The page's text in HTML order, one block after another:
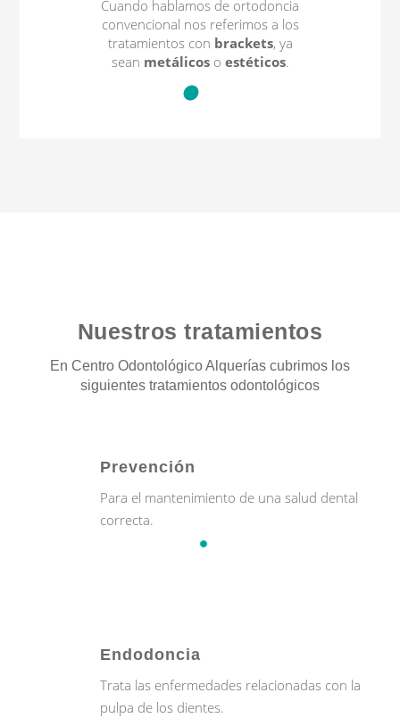
Cuando hablamos de ortodoncia
convencional nos referimos a los
tratamientos con brackets, ya
sean metálicoso estéticos.
Nuestros tratamientos
En Centro Odontológico Alquerías cubrimos los
siguientes tratamientos odontológicos
Prevención
Para el mantenimiento de una salud dental
correcta.
Endodoncia
Trata las enfermedades relacionadas con la
pulpa de los dientes.